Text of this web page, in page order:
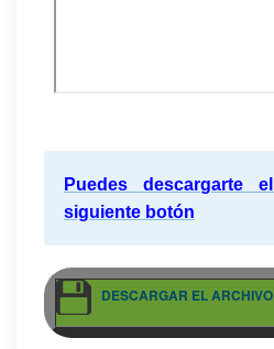
Puedes descargarte
siguiente botón
DESCARGAR EL